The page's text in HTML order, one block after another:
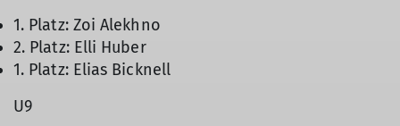
1. Platz: Zoi Alekhno
2. Platz: Elli Huber
1. Platz: Elias Bicknell
U9